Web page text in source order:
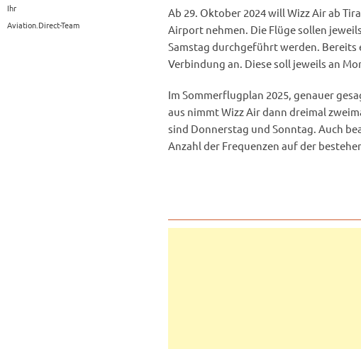
Ihr
Aviation.Direct-Team
Ab 29. Oktober 2024 will Wizz Air ab
Airport nehmen. Die Flüge sollen
Samstag durchgeführt werden. Bereits
Verbindung an. Diese soll jeweils an
Im Sommerflugplan 2025, genauer
aus nimmt Wizz Air dann dreimal
sind Donnerstag und Sonntag. Auch
Anzahl der Frequenzen auf der